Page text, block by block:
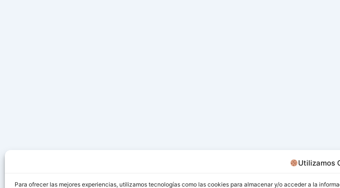
Utilizamos
Para ofrecer las mejores experiencias, utilizamos tecnologías como las cookies para almacenar y/o acceder a la